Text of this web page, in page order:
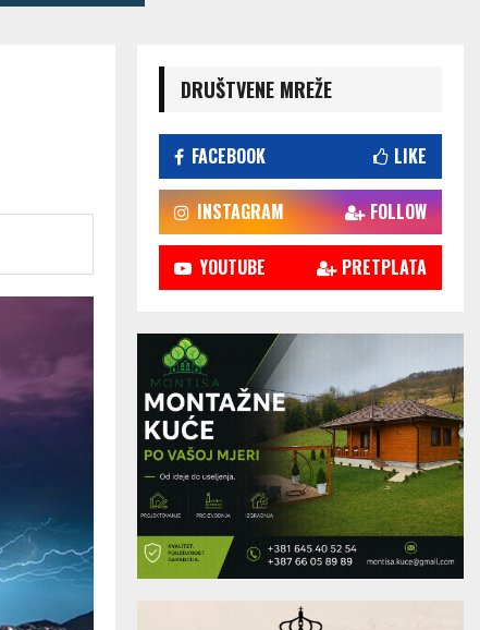
DRUŠTVENE MREŽE
FACEBOOK LIKE
INSTAGRAM FOLLOW
YOUTUBE PRETPLATA